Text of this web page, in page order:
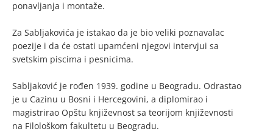
ponavljanja i montaže.
Za Sabljakovića je istakao da je bio veliki poznavalac
poezije i da će ostati upamćeni njegovi intervjui sa
svetskim piscima i pesnicima.
Sabljaković je rođen 1939. godine u Beogradu. Odrastao
je u Cazinu u Bosni i Hercegovini, a diplomirao i
magistrirao Opštu književnost sa teorijom književnosti
na Filološkom fakultetu u Beogradu.